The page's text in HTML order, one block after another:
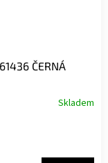
ČERNÁ
Skladem